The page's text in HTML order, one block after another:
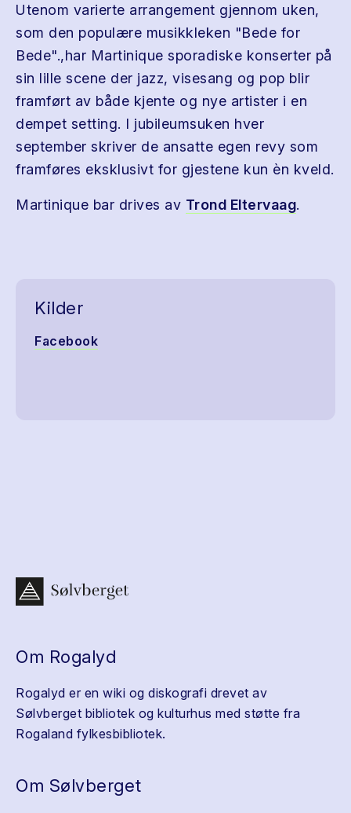
Utenom varierte arrangement gjennom uken,
som den populære musikkleken "Bede for
Bede".,har Martinique sporadiske konserter på
sin lille scene der jazz, visesang og pop blir
framført av både kjente og nye artister i en
dempet setting. I jubileumsuken hver
september skriver de ansatte egen revy som
framføres eksklusivt for gjestene kun èn kveld.
Martinique bar drives av Trond Eltervaag.
Kilder
Facebook
Om Rogalyd
Rogalyd er en wiki og diskografi drevet av
Sølvberget bibliotek og kulturhus med støtte fra
Rogaland fylkesbibliotek.
Om Sølvberget